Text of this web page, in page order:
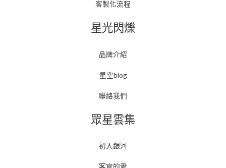
客製化流程
星光閃爍
品牌介紹
星空blog
聯絡我們
眾星雲集
初入銀河